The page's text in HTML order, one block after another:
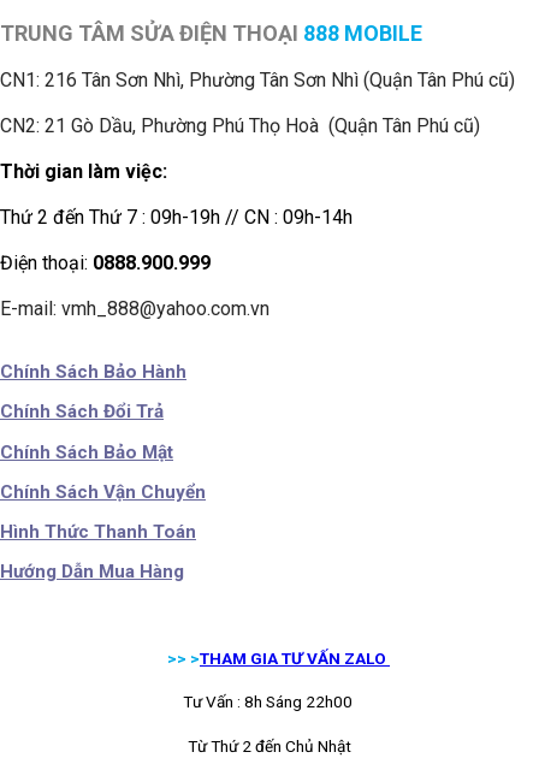
TRUNG TÂM SỬA ĐIỆN THOẠI 888 MOBILE
CN1: 216 Tân Sơn Nhì, Phường Tân Sơn Nhì (Quận Tân Phú cũ)
CN2: 21 Gò Dầu, Phường Phú Thọ Hoà (Quận Tân Phú cũ)
Thời gian làm việc:
Thứ 2 đến Thứ 7 : 09h-19h // CN : 09h-14h
Điện thoại: 0888.900.999
E-mail: vmh_888@yahoo.com.vn
Chính Sách Bảo Hành
Chính Sách Đổi Trả
Chính Sách Bảo Mật
Chính Sách Vận Chuyển
Hình Thức Thanh Toán
Hướng Dẫn Mua Hàng
>> >THAM GIA TƯ VẤN ZALO
Tư Vấn : 8h Sáng 22h00
Từ Thứ 2 đến Chủ Nhật